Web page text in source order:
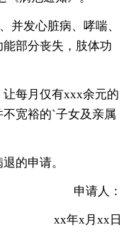
发心脏病、哮喘、
部分丧失，肢体功
每月仅有xxx余元的
宽裕的`子女及亲属
的申请。
申请人：
xx年x月xx日